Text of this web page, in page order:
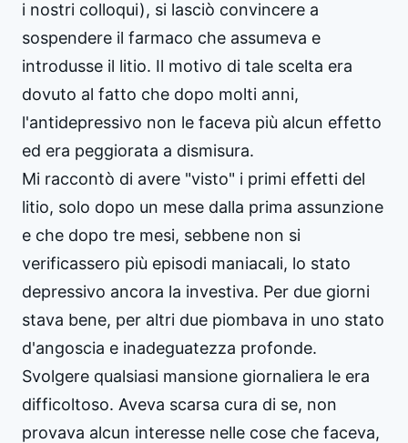
i nostri colloqui), si lasciò convincere a
sospendere il farmaco che assumeva e
introdusse il litio. Il motivo di tale scelta era
dovuto al fatto che dopo molti anni,
l'antidepressivo non le faceva più alcun effetto
ed era peggiorata a dismisura.
Mi raccontò di avere "visto" i primi effetti del
litio, solo dopo un mese dalla prima assunzione
e che dopo tre mesi, sebbene non si
verificassero più episodi maniacali, lo stato
depressivo ancora la investiva. Per due giorni
stava bene, per altri due piombava in uno stato
d'angoscia e inadeguatezza profonde.
Svolgere qualsiasi mansione giornaliera le era
difficoltoso. Aveva scarsa cura di se, non
provava alcun interesse nelle cose che faceva,